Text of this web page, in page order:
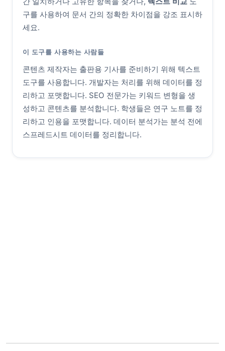
구를 사용하여 문서 간의 정확한 차이점을 강조 표시하
세요.
이 도구를 사용하는 사람들
콘텐츠 제작자는 출판용 기사를 준비하기 위해 텍스트
도구를 사용합니다. 개발자는 처리를 위해 데이터를 정
리하고 포맷합니다. SEO 전문가는 키워드 변형을 생
성하고 콘텐츠를 분석합니다. 학생들은 연구 노트를 정
리하고 인용을 포맷합니다. 데이터 분석가는 분석 전에
스프레드시트 데이터를 정리합니다.